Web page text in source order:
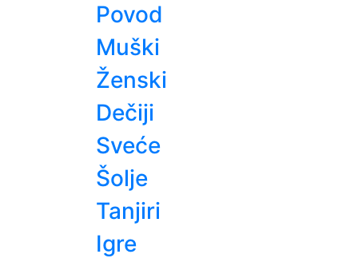
Povod
Muški
Ženski
Dečiji
Sveće
Šolje
Tanjiri
Igre